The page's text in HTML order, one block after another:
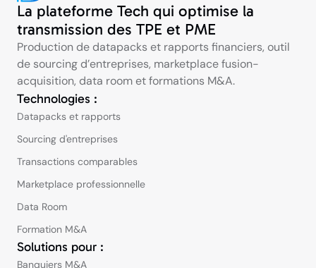
La plateforme Tech qui optimise la
transmission des TPE et PME
Production de datapacks et rapports financiers, outil
de sourcing d’entreprises, marketplace fusion-
acquisition, data room et formations M&A.
Technologies :
Datapacks et rapports
Sourcing d'entreprises
Transactions comparables
Marketplace professionnelle
Data Room
Formation M&A
Solutions pour :
Banquiers M&A